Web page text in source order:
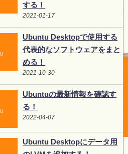
する！
2021-01-17
Ubuntu Desktopで使用する
代表的なソフトウェアをまと
める！
2021-10-30
Ubuntuの最新情報を確認す
る！
2022-04-07
Ubuntu Desktopにデータ用